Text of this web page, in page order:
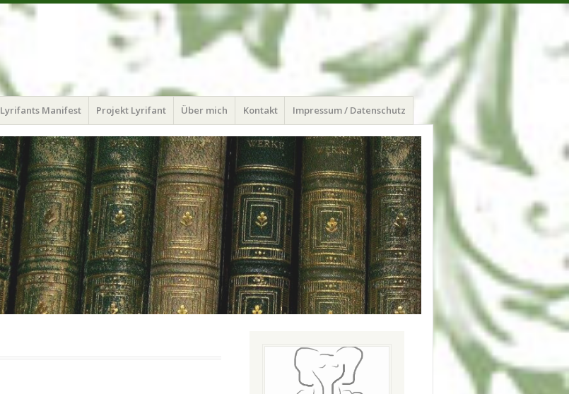
Lyrifants Manifest Projekt Lyrifant Über mich Kontakt Impressum / Datenschutz